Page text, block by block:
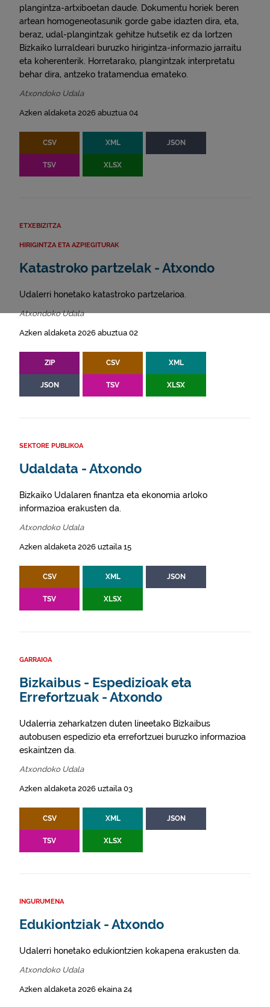
plangintza-artxiboetan daude. Dokumentu horiek beren
artean homogeneotasunik gorde gabe idazten dira, eta,
beraz, udal-plangintzak gehitze hutsetik ez da lortzen
Bizkaiko lurraldeari buruzko hirigintza-informazio jarraitu
eta koherenterik. Horretarako, plangintzak interpretatu
behar dira, antzeko tratamendua emateko.
Atxondoko Udala
Azken aldaketa 2026 abuztua 04
CSV XML JSON
TSV XLSX
ETXEBIZITZA
HIRIGINTZA ETA AZPIEGITURAK
Katastroko partzelak - Atxondo
Udalerri honetako katastroko partzelarioa.
Atxondoko Udala
Azken aldaketa 2026 abuztua 02
ZIP CSV XML
JSON TSV XLSX
SEKTORE PUBLIKOA
Udaldata - Atxondo
Bizkaiko Udalaren finantza eta ekonomia arloko
informazioa erakusten da.
Atxondoko Udala
Azken aldaketa 2026 uztaila 15
CSV XML JSON
TSV XLSX
GARRAIOA
Bizkaibus - Espedizioak eta
Errefortzuak - Atxondo
Udalerria zeharkatzen duten lineetako Bizkaibus
autobusen espedizio eta errefortzuei buruzko informazioa
eskaintzen da.
Atxondoko Udala
Azken aldaketa 2026 uztaila 03
CSV XML JSON
TSV XLSX
INGURUMENA
Edukiontziak - Atxondo
Udalerri honetako edukiontzien kokapena erakusten da.
Atxondoko Udala
Azken aldaketa 2026 ekaina 24